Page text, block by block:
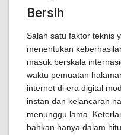
Bersih
Salah satu faktor teknis
menentukan
masuk berskala
waktu pemuatan
internet di era digital
instan dan kelancaran
menunggu lama.
bahkan hanya dalam